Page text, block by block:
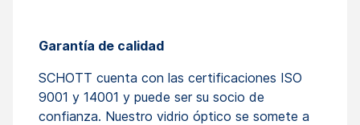
Garantía de calidad
SCHOTT cuenta con las certificaciones ISO
9001 y 14001 y puede ser su socio de
confianza. Nuestro vidrio óptico se somete a